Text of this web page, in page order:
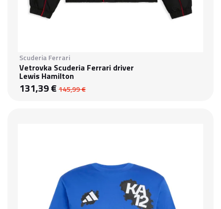
Scuderia Ferrari
Vetrovka Scuderia Ferrari driver
Lewis Hamilton
131,39 € 145,99 €